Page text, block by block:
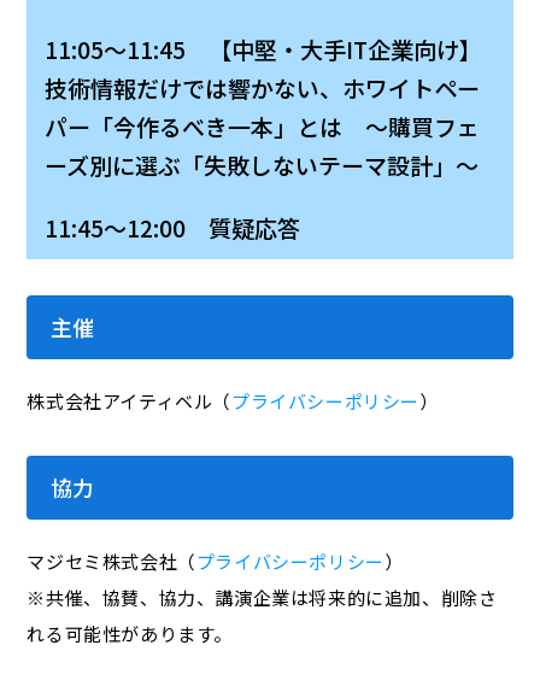
11:05～11:45 【中堅・大手IT企業向け】
技術情報だけでは響かない、ホワイトペー
パー「今作るべき一本」とは ～購買フェ
ーズ別に選ぶ「失敗しないテーマ設計」～
11:45～12:00 質疑応答
主催
株式会社アイティベル（プライバシーポリシー）
協力
マジセミ株式会社（プライバシーポリシー）
※共催、協賛、協力、講演企業は将来的に追加、削除さ
れる可能性があります。